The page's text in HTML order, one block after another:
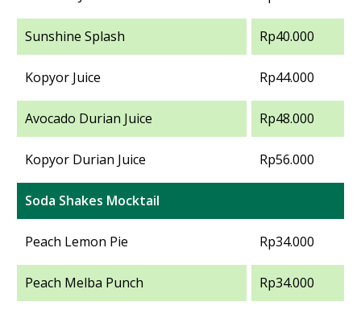
Sunshine Splash Rp40.000
Kopyor Juice Rp44.000
Avocado Durian Juice Rp48.000
Kopyor Durian Juice Rp56.000
Soda Shakes Mocktail
Peach Lemon Pie Rp34.000
Peach Melba Punch Rp34.000